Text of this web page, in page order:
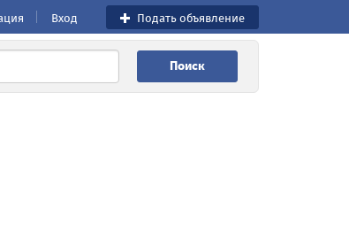
Вход Подать объявление
Поиск